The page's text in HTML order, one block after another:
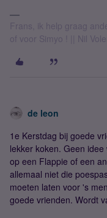
Frans, ik help graag
of voor Simyo ! || Nil
de leon
1e Kerstdag bij goede
lekker koken. Geen
op een Flappie of een
allemaal niet die
moeten laten voor 's
goede vrienden. Wordt